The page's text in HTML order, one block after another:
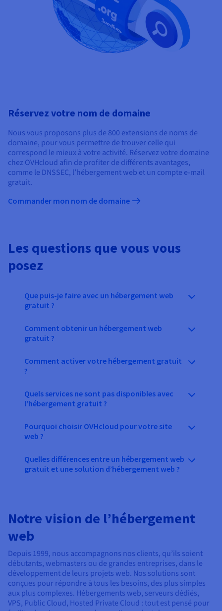
Réservez votre nom de domaine
Nous vous proposons plus de 800 extensions de noms de
domaine, pour vous permettre de trouver celle qui
correspond le mieux à votre activité. Réservez votre domaine
chez OVHcloud afin de profiter de différents avantages,
comme le DNSSEC, l’hébergement web et un compte e-mail
gratuit.
Commander mon nom de domaine
Les questions que vous vous
posez
Que puis-je faire avec un hébergement web
gratuit ?
Comment obtenir un hébergement web
gratuit ?
Comment activer votre hébergement gratuit
?
Quels services ne sont pas disponibles avec
l'hébergement gratuit ?
Pourquoi choisir OVHcloud pour votre site
web ?
Quelles différences entre un hébergement web
gratuit et une solution d’hébergement web ?
Notre vision de l’hébergement
web
Depuis 1999, nous accompagnons nos clients, qu’ils soient
débutants, webmasters ou de grandes entreprises, dans le
développement de leurs projets web. Nos solutions sont
conçues pour répondre à tous les besoins, des plus simples
aux plus complexes. Hébergements web, serveurs dédiés,
VPS, Public Cloud, Hosted Private Cloud : tout est pensé pour